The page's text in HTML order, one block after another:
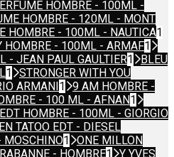
HOMBRE - 100ML -
HOMBRE - 120ML - MONT
HOMBRE - 100ML - NAUTICA1
HOMBRE - 100ML - ARMAF1
- JEAN PAUL GAULTIER1
BLEU
1
STRONGER WITH YOU
ARMANI 1
9 AM HOMBRE -
- 100 ML - AFNAN1
HOMBRE - 100ML - GIORGIO
TATOO EDT - DIESEL
MOSCHINO1
ONE MILLON
- HOMBRE1
Y YVES